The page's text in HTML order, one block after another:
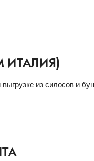
ИТАЛИЯ)
из силосов и